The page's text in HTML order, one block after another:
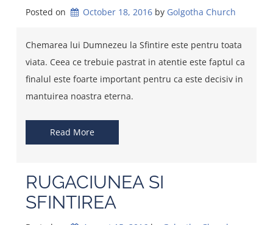
Posted on October 18, 2016 by Golgotha Church
Chemarea lui Dumnezeu la Sfintire este pentru toata
viata. Ceea ce trebuie pastrat in atentie este faptul ca
finalul este foarte important pentru ca este decisiv in
mantuirea noastra eterna.
Read More
RUGACIUNEA SI
SFINTIREA